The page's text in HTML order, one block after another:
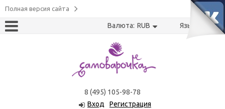
Полная версия сайта
Валюта: RUB Язык: USRU
8 (495) 105-98-78
Вход
Регистрация